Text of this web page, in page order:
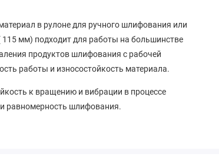
в рулоне для ручного шлифования или
мм) подходит для работы на большинстве
продуктов шлифования с рабочей
работы и износостойкость материала.
к вращению и вибрации в процессе
равномерность шлифования.